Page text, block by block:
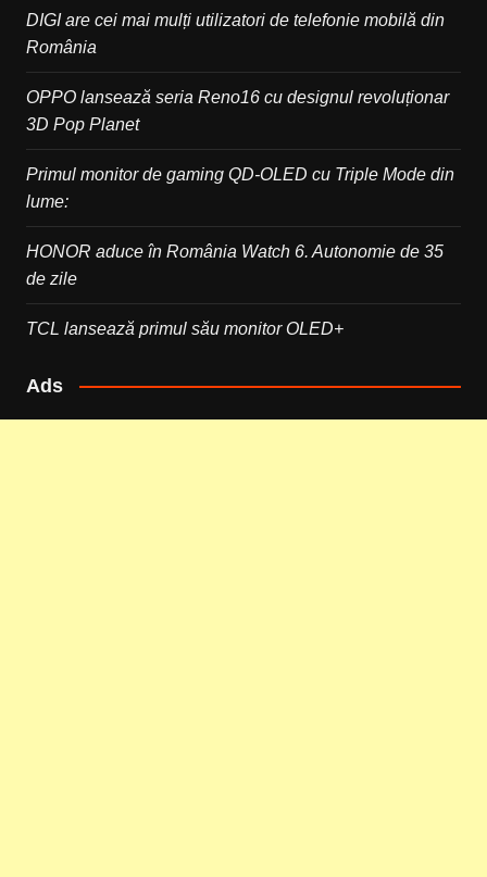
DIGI are cei mai mulți utilizatori de telefonie mobilă din
România
OPPO lansează seria Reno16 cu designul revoluționar
3D Pop Planet
Primul monitor de gaming QD-OLED cu Triple Mode din
lume:
HONOR aduce în România Watch 6. Autonomie de 35
de zile
TCL lansează primul său monitor OLED+
Ads